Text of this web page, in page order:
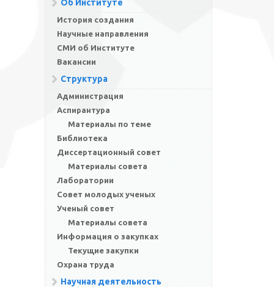
Об Институте
История создания
Научные направления
СМИ об Институте
Вакансии
Структура
Администрация
Аспирантура
Материалы по теме
Библиотека
Диссертационный совет
Материалы совета
Лаборатории
Совет молодых ученых
Ученый совет
Материалы совета
Информация о закупках
Текущие закупки
Охрана труда
Научная деятельность